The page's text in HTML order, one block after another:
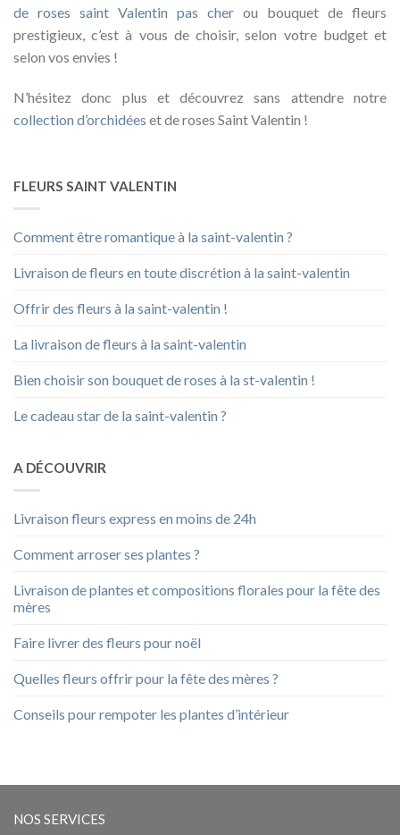
de roses saint Valentin pas cher ou bouquet de fleurs
prestigieux, c’est à vous de choisir, selon votre budget et
selon vos envies !
N’hésitez donc plus et découvrez sans attendre notre
collection d’orchidées et de roses Saint Valentin !
FLEURS SAINT VALENTIN
Comment être romantique à la saint-valentin ?
Livraison de fleurs en toute discrétion à la saint-valentin
Offrir des fleurs à la saint-valentin !
La livraison de fleurs à la saint-valentin
Bien choisir son bouquet de roses à la st-valentin !
Le cadeau star de la saint-valentin ?
A DÉCOUVRIR
Livraison fleurs express en moins de 24h
Comment arroser ses plantes ?
Livraison de plantes et compositions florales pour la fête des
mères
Faire livrer des fleurs pour noël
Quelles fleurs offrir pour la fête des mères ?
Conseils pour rempoter les plantes d’intérieur
NOS SERVICES